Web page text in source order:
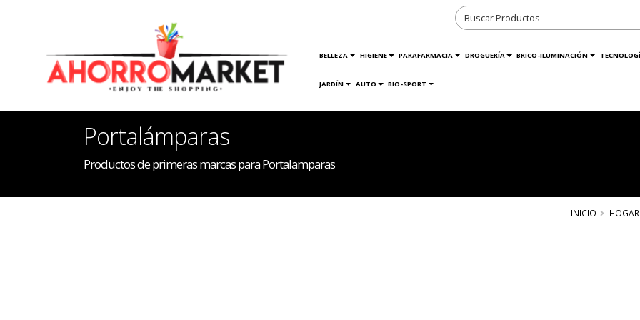
BELLEZA HIGIENE PARAFARMACIA DROGUERÍA BRICO-ILUMINACIÓN
JARDÍN AUTO BIO-SPORT
Portalámparas
Productos de primeras marcas para Portalamparas
INICIO HOGAR